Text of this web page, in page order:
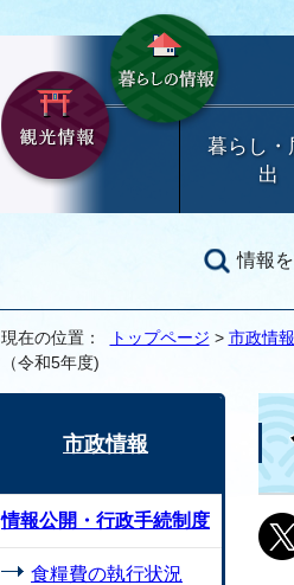
暮らし・
出
情報
現在の位置： トップページ > 市政情報
（令和5年度)
市政情報
情報公開・行政手続制度
食糧費の執行状況